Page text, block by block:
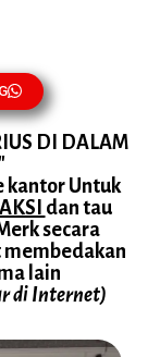
DI DALAM
kantor Untuk
dan tau
secara
membedakan
lain
di Internet)